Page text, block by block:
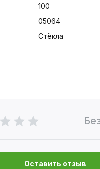
100
05064
Стёкла
Оставить отзыв